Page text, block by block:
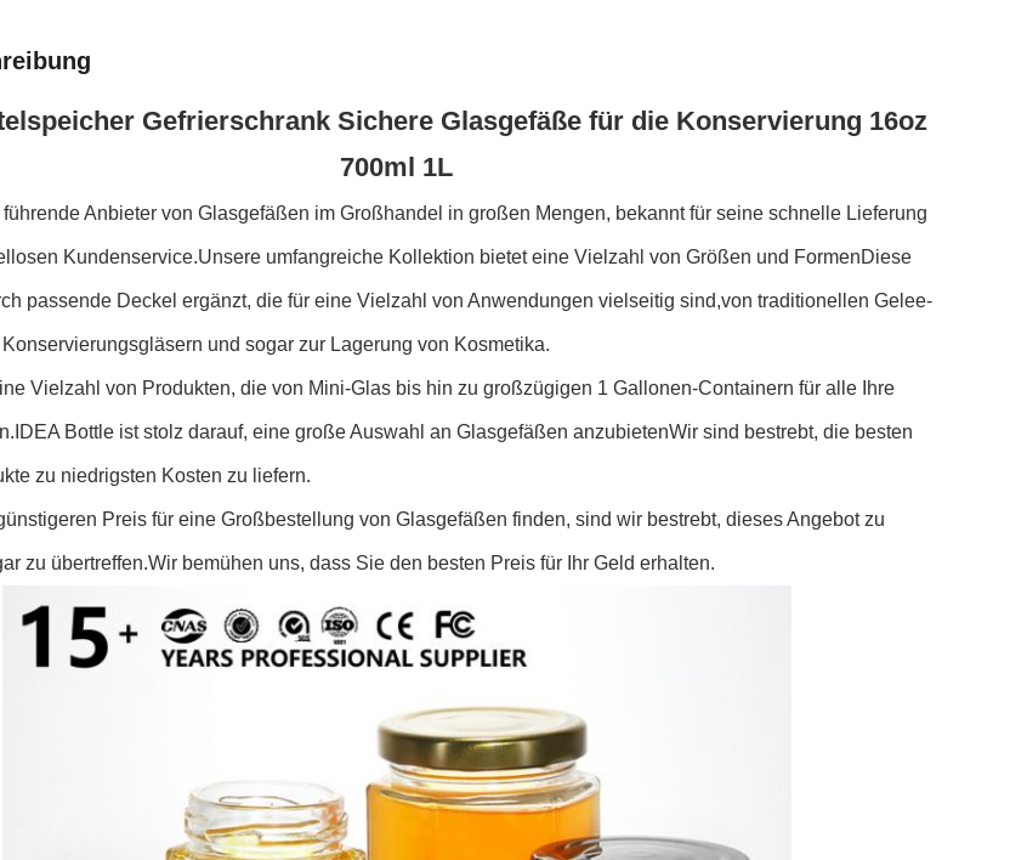
Gefrierschrank Sichere Glasgefäße für die Konservierung 16oz
700ml 1L
führende Anbieter von Glasgefäßen im Großhandel in großen Mengen, bekannt für seine schnelle Lieferung
Kundenservice.Unsere umfangreiche Kollektion bietet eine Vielzahl von Größen und FormenDiese
passende Deckel ergänzt, die für eine Vielzahl von Anwendungen vielseitig sind,von traditionellen Gelee-
und sogar zur Lagerung von Kosmetika.
Vielzahl von Produkten, die von Mini-Glas bis hin zu großzügigen 1 Gallonen-Containern für alle Ihre
Bottle ist stolz darauf, eine große Auswahl an Glasgefäßen anzubietenWir sind bestrebt, die besten
zu niedrigsten Kosten zu liefern.
Preis für eine Großbestellung von Glasgefäßen finden, sind wir bestrebt, dieses Angebot zu
zu übertreffen.Wir bemühen uns, dass Sie den besten Preis für Ihr Geld erhalten.